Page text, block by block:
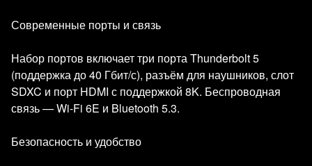
Современные порты и связь
Набор портов включает три порта Thunderbolt 5
(поддержка до 40 Гбит/с), разъём для наушников, слот
SDXC и порт HDMI с поддержкой 8K. Беспроводная
связь — Wi‑Fi 6E и Bluetooth 5.3.
Безопасность и удобство